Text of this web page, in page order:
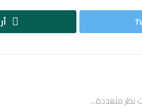
نظر متعددة...